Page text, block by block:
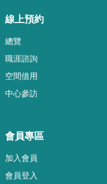
線上預約
總覽
職涯諮詢
空間借用
中心參訪
會員專區
加 入會 員
會 員登 入